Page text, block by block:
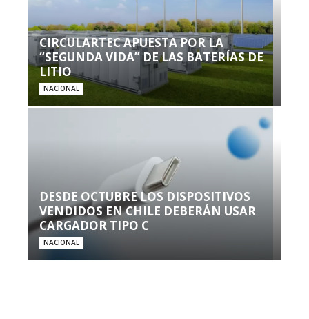
CIRCULARTEC APUESTA POR LA
“SEGUNDA VIDA” DE LAS BATERÍAS DE
LITIO
NACIONAL
DESDE OCTUBRE LOS DISPOSITIVOS
VENDIDOS EN CHILE DEBERÁN USAR
CARGADOR TIPO C
NACIONAL